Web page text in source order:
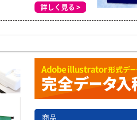
詳しく見る >
商品